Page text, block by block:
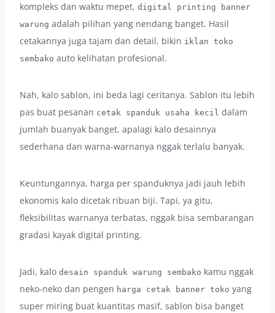
kompleks dan waktu mepet, digital printing banner
warung adalah pilihan yang nendang banget. Hasil
cetakannya juga tajam dan detail, bikin iklan toko
sembako auto kelihatan profesional.
Nah, kalo sablon, ini beda lagi ceritanya. Sablon itu lebih
pas buat pesanan cetak spanduk usaha kecil dalam
jumlah buanyak banget, apalagi kalo desainnya
sederhana dan warna-warnanya nggak terlalu banyak.
Keuntungannya, harga per spanduknya jadi jauh lebih
ekonomis kalo dicetak ribuan biji. Tapi, ya gitu,
fleksibilitas warnanya terbatas, nggak bisa sembarangan
gradasi kayak digital printing.
Jadi, kalo desain spanduk warung sembako kamu nggak
neko-neko dan pengen harga cetak banner toko yang
super miring buat kuantitas masif, sablon bisa banget